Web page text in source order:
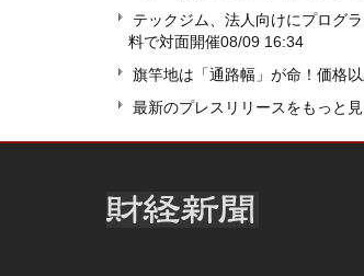
テックジム、法人向けにプログ
料で対面開催08/09 16:34
旗竿地は「通路幅」が命！価格
最新のプレスリリースをもっと